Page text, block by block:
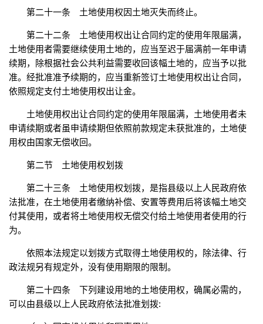
第二十一条 土地使用权因土地灭失而终止。
第二十二条 土地使用权出让合同约定的使用年限届满，
土地使用者需要继续使用土地的，应当至迟于届满前一年申请
续期，除根据社会公共利益需要收回该幅土地的，应当予以批
准。经批准准予续期的，应当重新签订土地使用权出让合同，
依照规定支付土地使用权出让金。
土地使用权出让合同约定的使用年限届满，土地使用者未
申请续期或者虽申请续期但依照前款规定未获批准的，土地使
用权由国家无偿收回。
第二节 土地使用权划拨
第二十三条 土地使用权划拨，是指县级以上人民政府依
法批准，在土地使用者缴纳补偿、安置等费用后将该幅土地交
付其使用，或者将土地使用权无偿交付给土地使用者使用的行
为。
依照本法规定以划拨方式取得土地使用权的，除法律、行
政法规另有规定外，没有使用期限的限制。
第二十四条 下列建设用地的土地使用权，确属必需的，
可以由县级以上人民政府依法批准划拨: